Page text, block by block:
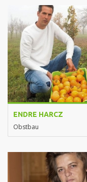
ENDRE HARCZ
Obstbau